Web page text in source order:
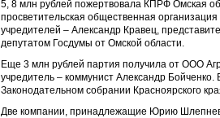
5, 8 млн рублей пожертвовала КПРФ Омская
просветительская общественная
учредителей – Александр Кравец,
депутатом Госдумы от Омской области.
Еще 3 млн рублей партия получила от ООО
учредитель – коммунист Александр Бойченко.
Законодательном собрании Красноярского
Две компании, принадлежащие Юрию